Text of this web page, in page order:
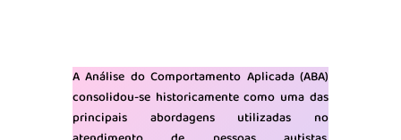
A Análise do Comportamento Aplicada (ABA)
consolidou-se historicamente como uma das
principais abordagens utilizadas no